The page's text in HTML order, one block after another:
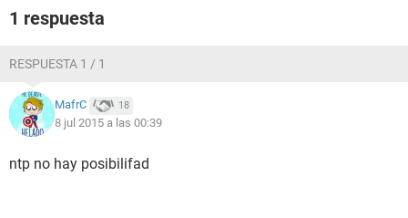
1 respuesta
RESPUESTA 1 / 1
MafrC 18
8 jul 2015 a las 00:39
ntp no hay posibilifad